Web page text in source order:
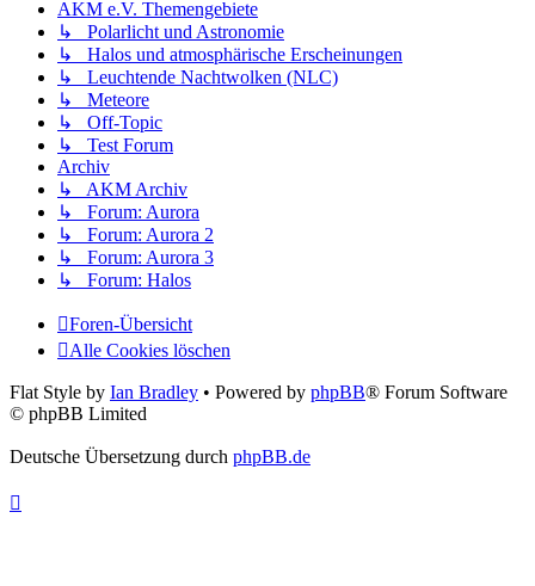
AKM e.V. Themengebiete
↳ Polarlicht und Astronomie
↳ Halos und atmosphärische Erscheinungen
↳ Leuchtende Nachtwolken (NLC)
↳ Meteore
↳ Off-Topic
↳ Test Forum
Archiv
↳ AKM Archiv
↳ Forum: Aurora
↳ Forum: Aurora 2
↳ Forum: Aurora 3
↳ Forum: Halos
Foren-Übersicht
Alle Cookies löschen
Flat Style by Ian Bradley • Powered by phpBB® Forum Software
© phpBB Limited
Deutsche Übersetzung durch phpBB.de